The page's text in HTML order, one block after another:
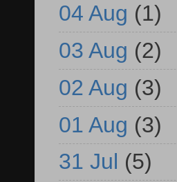
04 Aug (1)
03 Aug (2)
02 Aug (3)
01 Aug (3)
31 Jul (5)